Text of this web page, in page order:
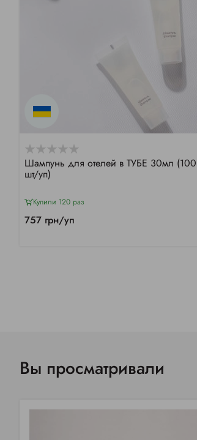
Шампунь для отелей в ТУБЕ 30мл (100
шт/уп)
Купили 120 раз
757 грн/уп
Вы просматривали